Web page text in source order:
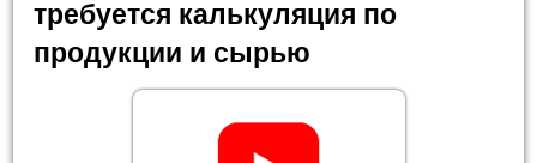
требуется калькуляция по
продукции и сырью